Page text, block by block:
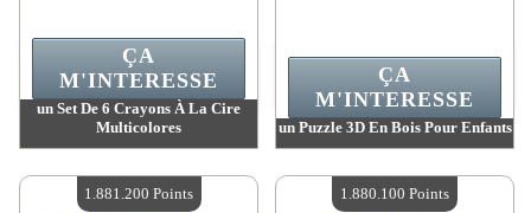
un Set De 6 Crayons À La Cire
Multicolores
Quantité Disponible :4
ÇA
M'INTERESSE
un Puzzle 3D En Bois Pour Enfants
Quantité Disponible :4
ÇA
M'INTERESSE
1.881.200 Points 1.880.100 Points